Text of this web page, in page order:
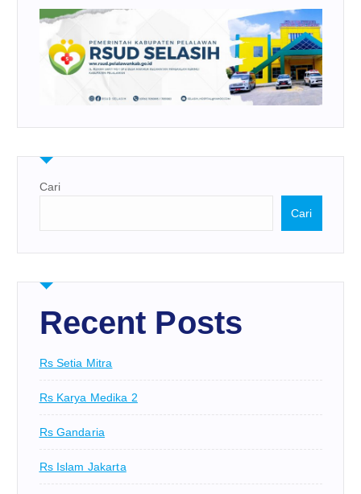
Cari
Cari
Recent Posts
Rs Setia Mitra
Rs Karya Medika 2
Rs Gandaria
Rs Islam Jakarta